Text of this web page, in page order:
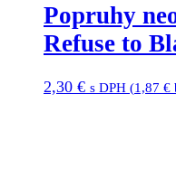
Popruhy
Refuse to
2,30 € s DPH (1,87 €